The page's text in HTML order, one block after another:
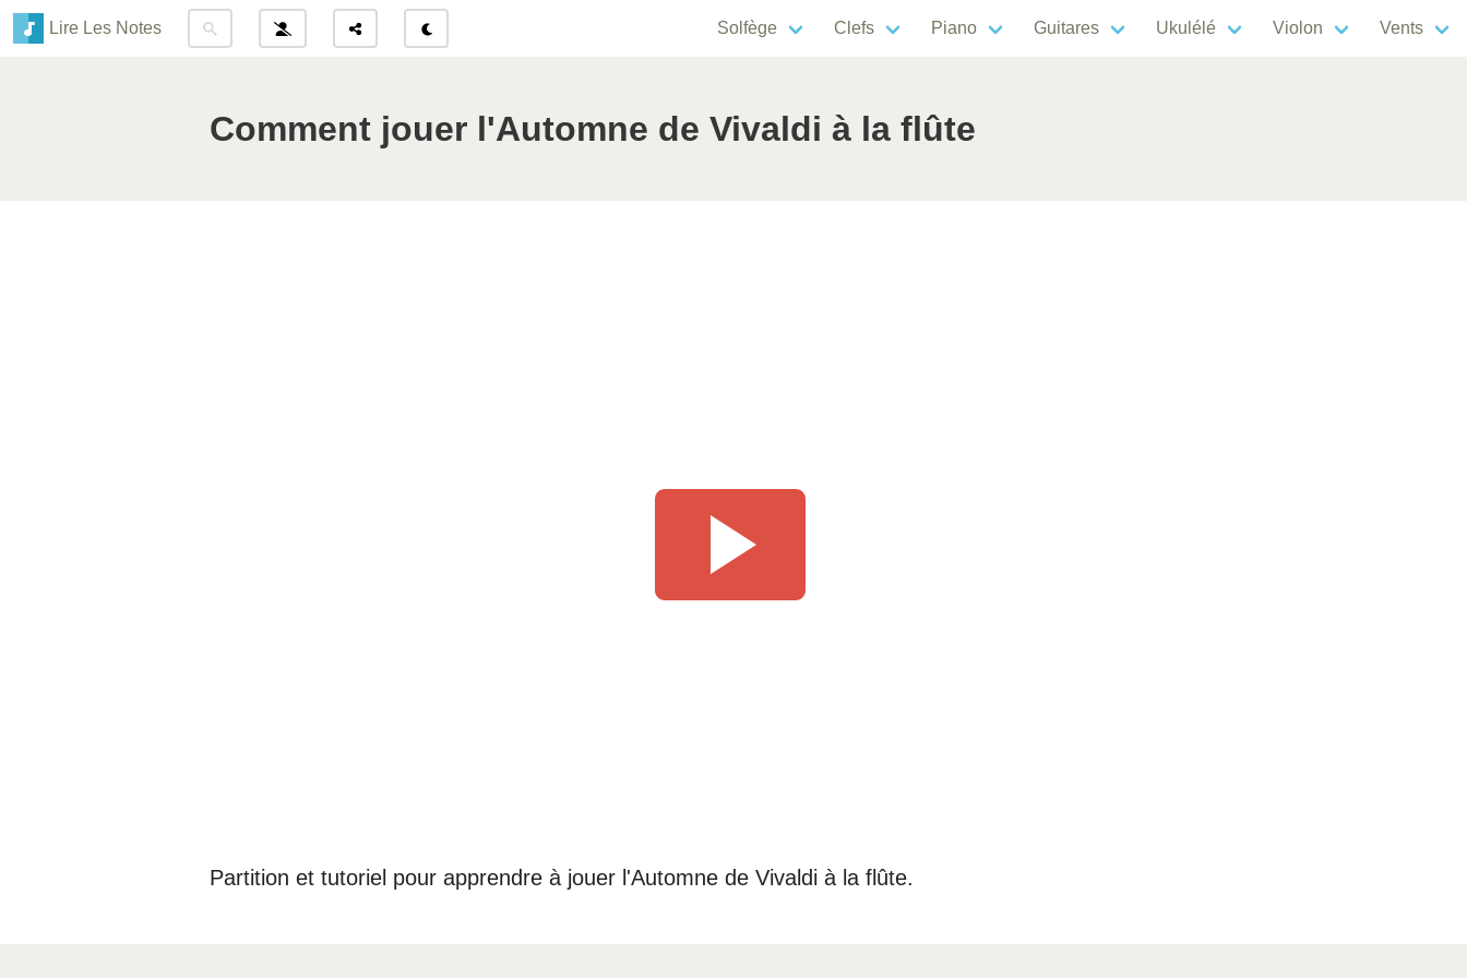
Lire Les Notes Solfège Clefs Piano Guitares Ukulélé Violon Vents
Comment jouer l'Automne de Vivaldi à la flûte
Partition et tutoriel pour apprendre à jouer l'Automne de Vivaldi à la flûte.